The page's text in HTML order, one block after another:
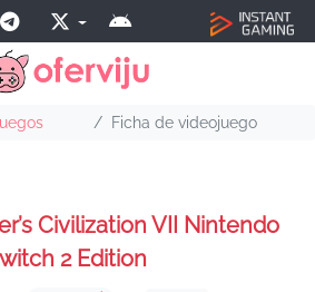
Ficha de videojuego
Civilization VII Nintendo
2 Edition